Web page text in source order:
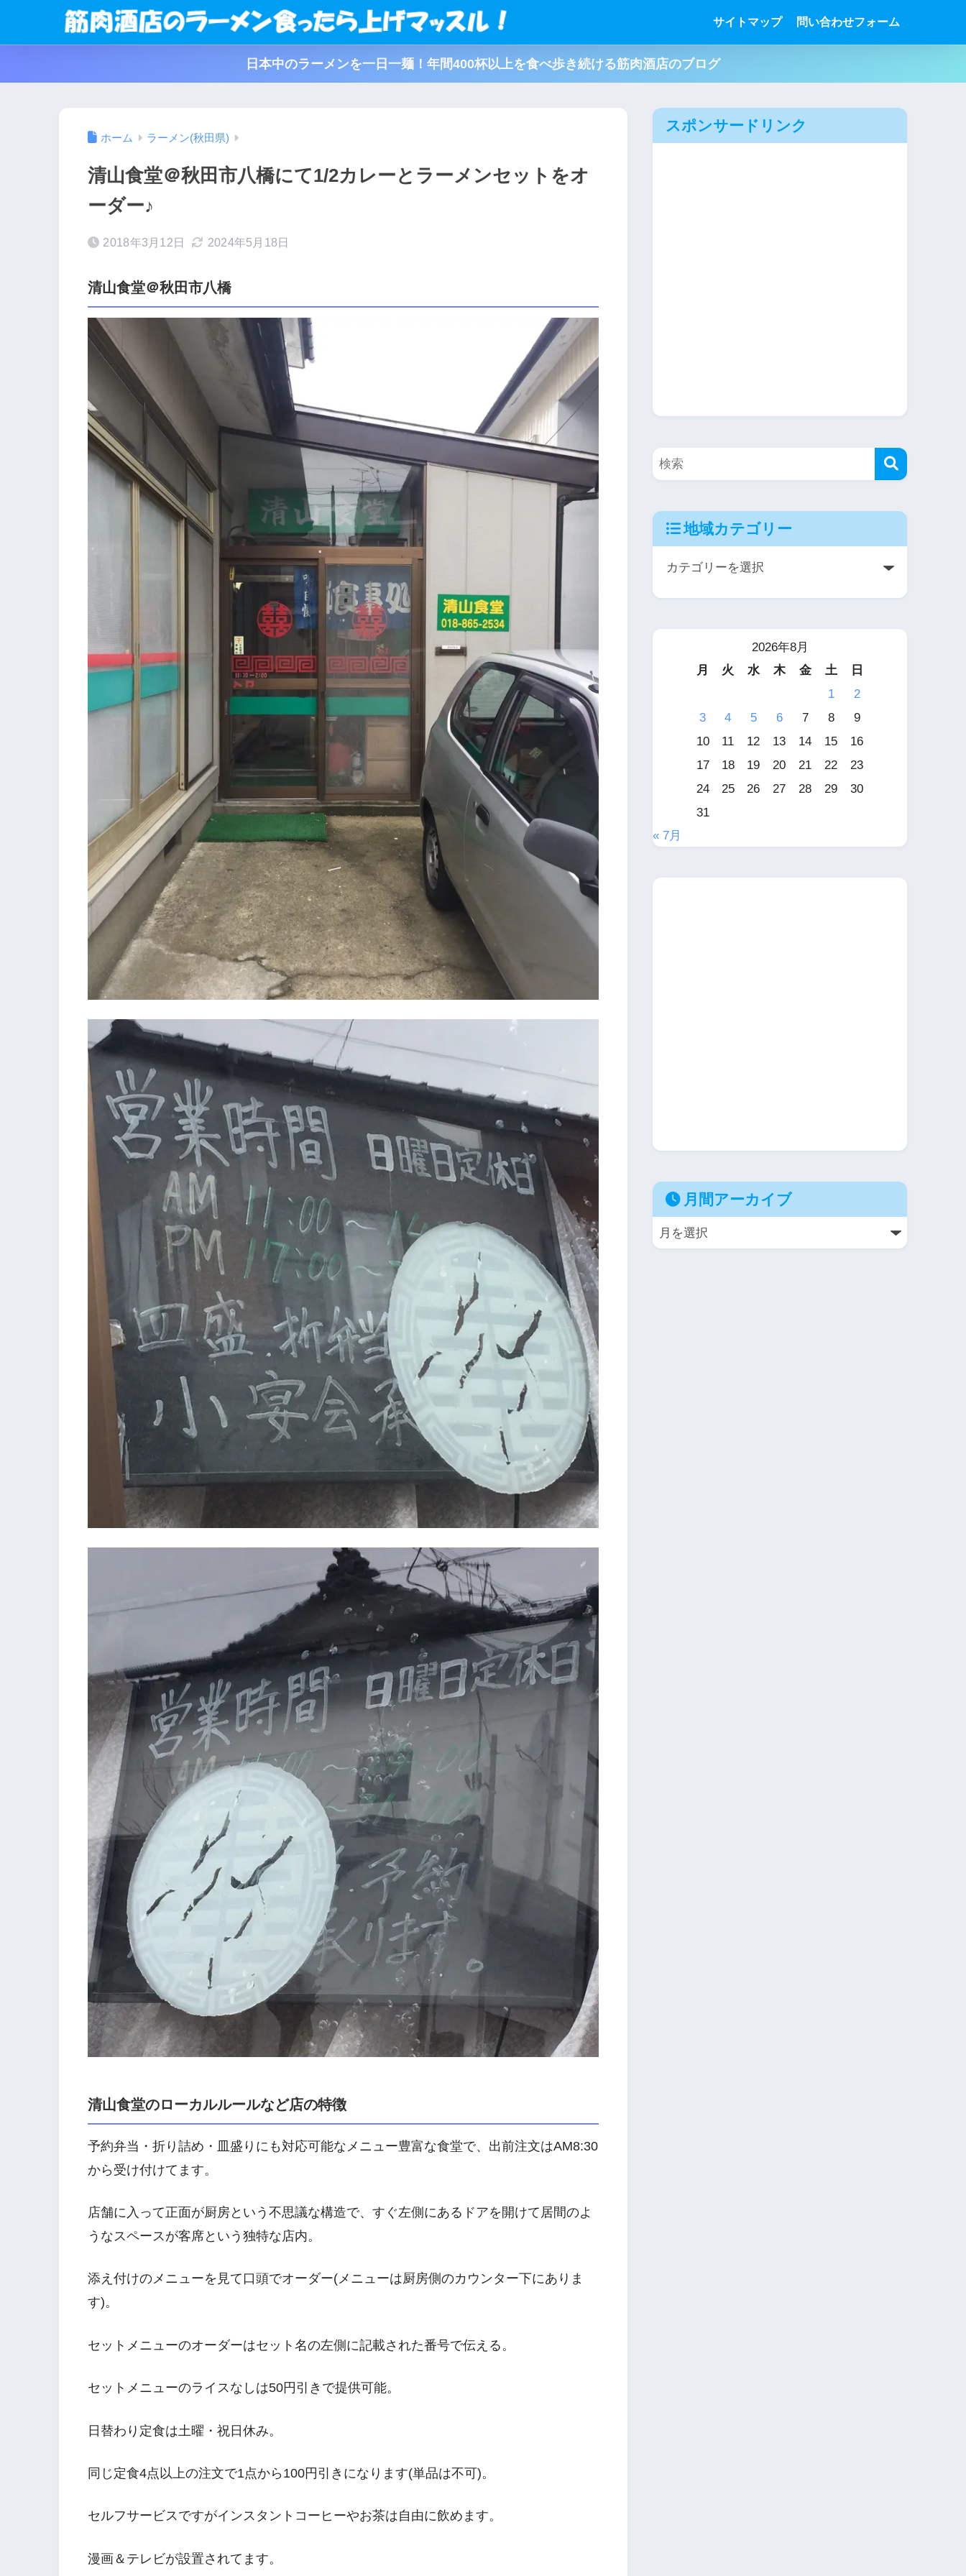
サイトマップ 問い合わせフォーム
日本中のラーメンを一日一麺！年間400杯以上を食べ歩き続ける筋肉酒店のブログ
ホーム ラーメン(秋田県)
清山食堂＠秋田市八橋にて1/2カレーとラーメンセットをオ
ーダー♪
2018年3月12日 2024年5月18日
清山食堂＠秋田市八橋
清山食堂のローカルルールなど店の特徴
予約弁当・折り詰め・皿盛りにも対応可能なメニュー豊富な食堂で、出前注文はAM8:30
から受け付けてます。
店舗に入って正面が厨房という不思議な構造で、すぐ左側にあるドアを開けて居間のよ
うなスペースが客席という独特な店内。
添え付けのメニューを見て口頭でオーダー(メニューは厨房側のカウンター下にありま
す)。
セットメニューのオーダーはセット名の左側に記載された番号で伝える。
セットメニューのライスなしは50円引きで提供可能。
日替わり定食は土曜・祝日休み。
同じ定食4点以上の注文で1点から100円引きになります(単品は不可)。
セルフサービスですがインスタントコーヒーやお茶は自由に飲めます。
漫画＆テレビが設置されてます。
スポンサードリンク
地域カテゴリー
2026年8月
月
火 水 木 金 土
日
1
2
3
4 5 6 7 8
9
10
11 12 13 14 15
16
17
18 19 20 21 22
23
24
25 26 27 28 29
30
31
« 7月
月間アーカイブ